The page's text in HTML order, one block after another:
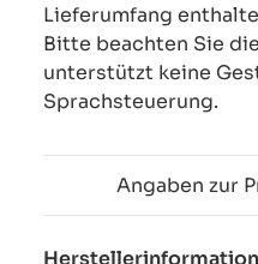
Lieferumfang
Bitte beachten Sie
unterstützt keine
Sprachsteuerung.
Angaben zur